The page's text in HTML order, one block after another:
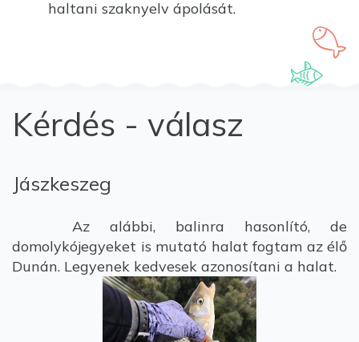
haltani szaknyelv ápolását.
Kérdés - válasz
Jászkeszeg
Az alábbi, balinra hasonlító, de
domolykójegyeket is mutató halat fogtam az élő
Dunán. Legyenek kedvesek azonosítani a halat.